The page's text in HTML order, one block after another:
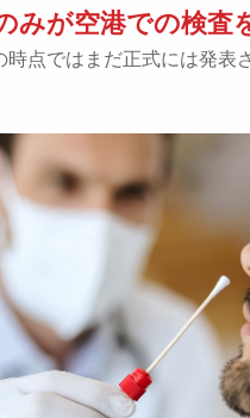
みが空港での検査
点ではまだ正式には発表